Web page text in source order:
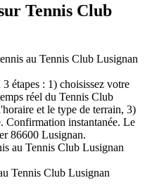
Tennis Club
au Tennis Club Lusignan
étapes : 1) choisissez votre
réel du Tennis Club
et le type de terrain, 3)
Confirmation instantanée. Le
86600 Lusignan.
au Tennis Club Lusignan
Tennis Club Lusignan